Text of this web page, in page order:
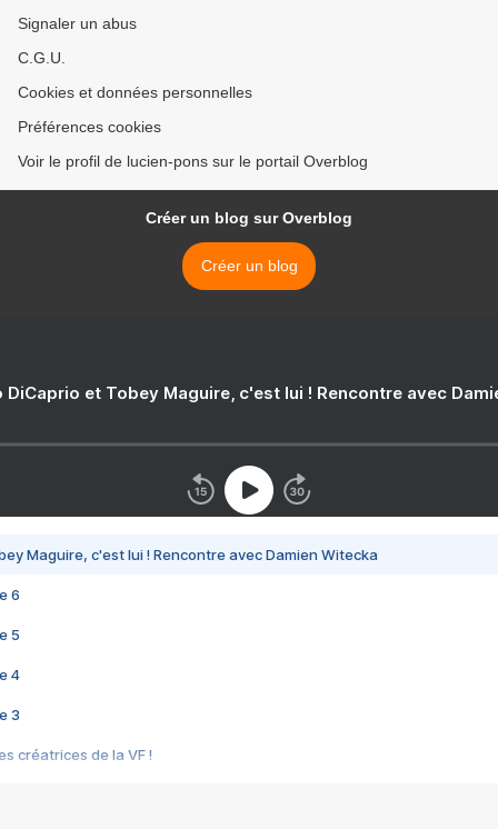
Signaler un abus
C.G.U.
Cookies et données personnelles
Préférences cookies
Voir le profil de lucien-pons sur le portail Overblog
Créer un blog sur Overblog
Créer un blog
DiCaprio et Tobey Maguire, c'est lui ! Rencontre avec
Maguire, c'est lui ! Rencontre avec Damien Witecka
6
5
4
3
créatrices de la VF !